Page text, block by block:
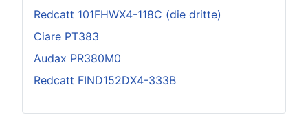
Redcatt 101FHWX4-118C (die dritte)
Ciare PT383
Audax PR380M0
Redcatt FIND152DX4-333B